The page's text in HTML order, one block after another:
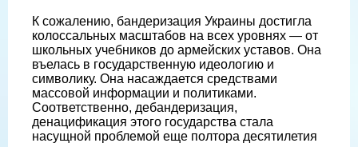
К сожалению, бандеризация Украины достигла
колоссальных масштабов на всех уровнях — от
школьных учебников до армейских уставов. Она
въелась в государственную идеологию и
символику. Она насаждается средствами
массовой информации и политиками.
Соответственно, дебандеризация,
денацификация этого государства стала
насущной проблемой еще полтора десятилетия